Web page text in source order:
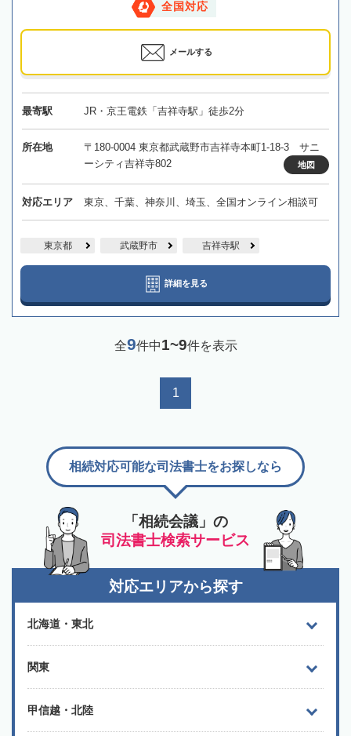
全国対応
メールする
最寄駅 JR・京王電鉄「吉祥寺駅」徒歩2分
所在地
〒180-0004 東京都武蔵野市吉祥寺本町1-18-3 サニ
ーシティ吉祥寺802
地図
対応エリア 東京、千葉、神奈川、埼玉、全国オンライン相談可
東京都 武蔵野市 吉祥寺駅
詳細を見る
全9件中1~9件を表示
1
「相続会議」の
司法書士検索サービス
相続対応可能な司法書士をお探しなら
対応エリアから探す
北海道・東北
関東
甲信越・北陸